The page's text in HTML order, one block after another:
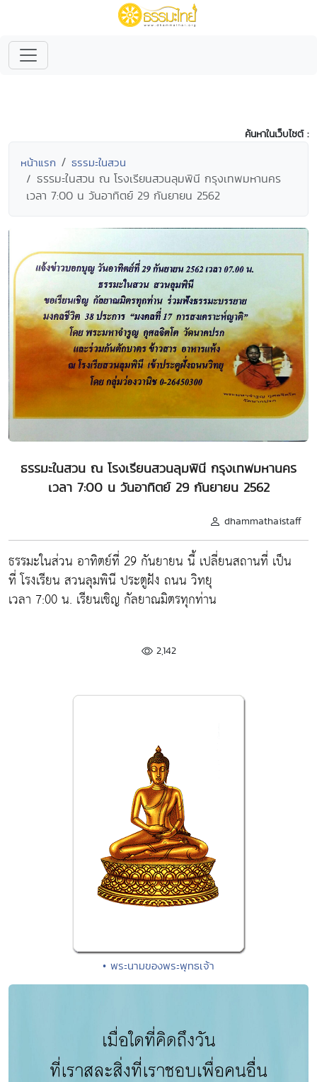
ค้นหาในเว็บไซต์ :
หน้าแรก ธรรมะในสวน
ธรรมะในสวน ณ โรงเรียนสวนลุมพินี กรุงเทพมหานคร
เวลา 7:00 น วันอาทิตย์ 29 กันยายน 2562
ธรรมะในสวน ณ โรงเรียนสวนลุมพินี กรุงเทพมหานคร
เวลา 7:00 น วันอาทิตย์ 29 กันยายน 2562
dhammathaistaff
ธรรมะในส่วน อาทิตย์ที่ 29 กันยายน นี้ เปลี่ยนสถานที่ เป็น
ที่ โรงเรียน สวนลุมพินี ประตูฝัง ถนน วิทยุ
เวลา 7:00 น. เรียนเชิญ กัลยาณมิตรทุกท่าน
2,142
• พระนามของพระพุทธเจ้า